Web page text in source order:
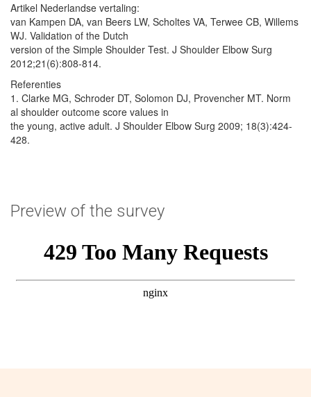
Artikel Nederlandse vertaling:
van Kampen DA, van Beers LW, Scholtes VA, Terwee CB, Willems
WJ. Validation of the Dutch
version of the Simple Shoulder Test. J Shoulder Elbow Surg
2012;21(6):808-814.
Referenties
1. Clarke MG, Schroder DT, Solomon DJ, Provencher MT. Norm
al shoulder outcome score values in
the young, active adult. J Shoulder Elbow Surg 2009; 18(3):424-
428.
Preview of the survey